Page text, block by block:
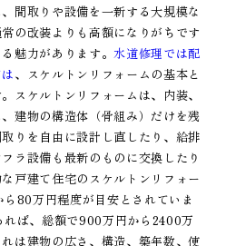
間取りや設備を一新する大規模な
の改装よりも高額になりがちです
魅力があります。 水道修理では配
、スケルトンリフォームの基本と
スケルトンリフォームは、内装、
建物の構造体（骨組み）だけを残
りを自由に設計し直したり、給排
ラ設備も最新のものに交換したり
戸建て住宅のスケルトンリフォー
80万円程度が目安とされていま
ば、総額で900万円から2400万
は建物の広さ、構造、築年数、使